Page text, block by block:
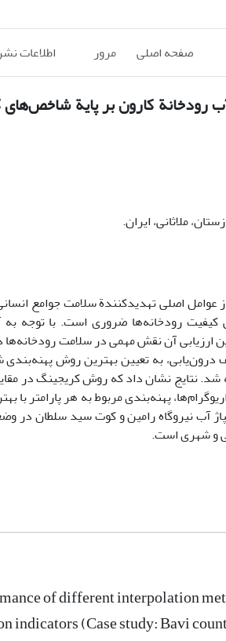
صفحه اصلی مرور اطلاعات
کارون بر پایة شاخص‌های
ملاثانی، ایران.
عوامل اصلی تهدید‌کنندة سلامت جوامع
کیفیت رودخانه‌ها ضروری است. با توجه به
ارزیابی آن نقش مهمی در سلامت رودخانه‌ها
درون‌یابی، به تعیین بهترین روش
پهنه‌بندی مربوط به هر پارامتر با
آب نیروگاه رامین و کوت سید سلطان در
و شهری است.
of different interpolation
indicators (Case study: Bavi